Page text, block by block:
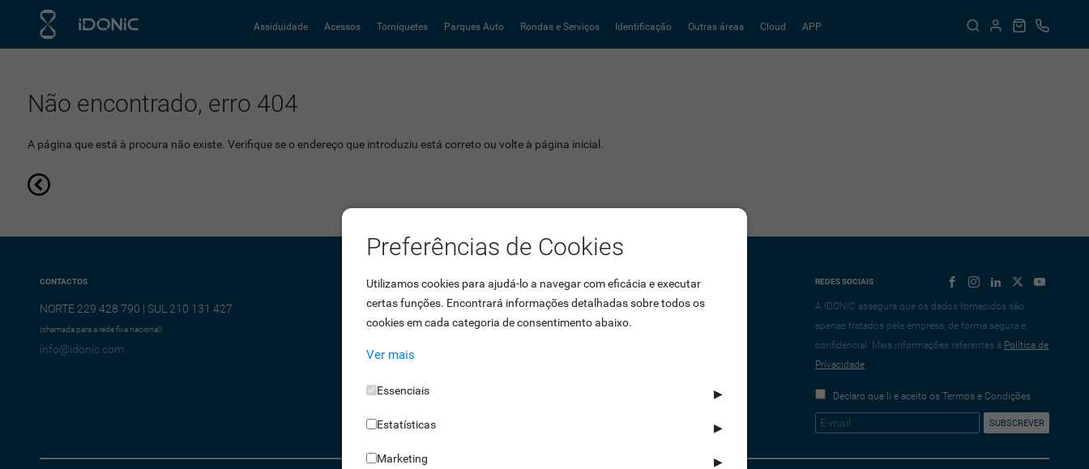
Assiduidade Acessos Torniquetes Parques Auto Rondas e Serviços Identificação Outras áreas Cloud APP
Não encontrado, erro 404
A página que está à procura não existe. Verifique se o endereço que introduziu está correto ou volte à página inicial.
CONTACTOS
NORTE 229 428 790 | SUL 210 131 427
(chamada para a rede fixa nacional)
info@idonic.com
REDES SOCIAIS
A IDONIC assegura que os dados fornecidos são
apenas tratados pela empresa, de forma segura e
confidencial. Mais informações referentes à Política de
Privacidade
Declaro que li e aceito os Termos e Condições
Preferências de Cookies
Utilizamos cookies para ajudá-lo a navegar com eficácia e executar
certas funções. Encontrará informações detalhadas sobre todos os
cookies em cada categoria de consentimento abaixo.
Ver mais
Essenciais ▶
Estatísticas ▶
Marketing ▶